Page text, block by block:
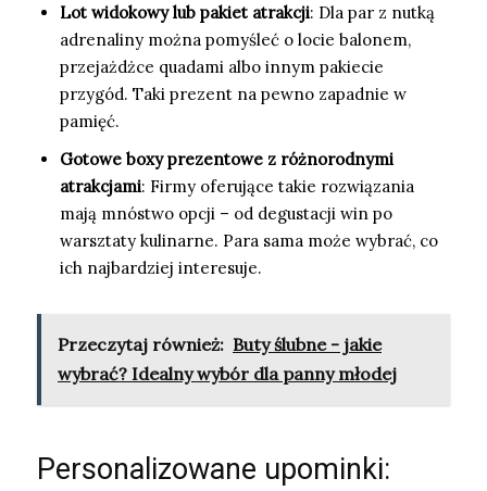
Lot widokowy lub pakiet atrakcji: Dla par z nutką
adrenaliny można pomyśleć o locie balonem,
przejażdżce quadami albo innym pakiecie
przygód. Taki prezent na pewno zapadnie w
pamięć.
Gotowe boxy prezentowe z różnorodnymi
atrakcjami: Firmy oferujące takie rozwiązania
mają mnóstwo opcji – od degustacji win po
warsztaty kulinarne. Para sama może wybrać, co
ich najbardziej interesuje.
Przeczytaj również: Buty ślubne - jakie
wybrać? Idealny wybór dla panny młodej
Personalizowane upominki: